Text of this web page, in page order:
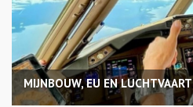
MIJNBOUW, EU EN LUCHTVAART